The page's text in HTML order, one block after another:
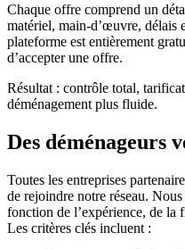
Chaque offre comprend un
matériel, main-d’œuvre, délais
plateforme est entièrement
d’accepter une offre.
Résultat : contrôle total,
déménagement plus fluide.
Des déménageurs
Toutes les entreprises
de rejoindre notre réseau.
fonction de l’expérience, de la
Les critères clés incluent :